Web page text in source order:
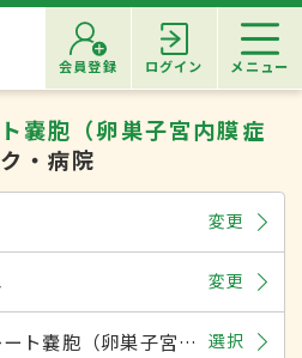
会員登録 ログイン メニュー
嚢胞（卵巣子宮内膜症
・病院
変更
変更
チョコレート嚢胞（卵巣子宮内膜症性嚢胞） 選択